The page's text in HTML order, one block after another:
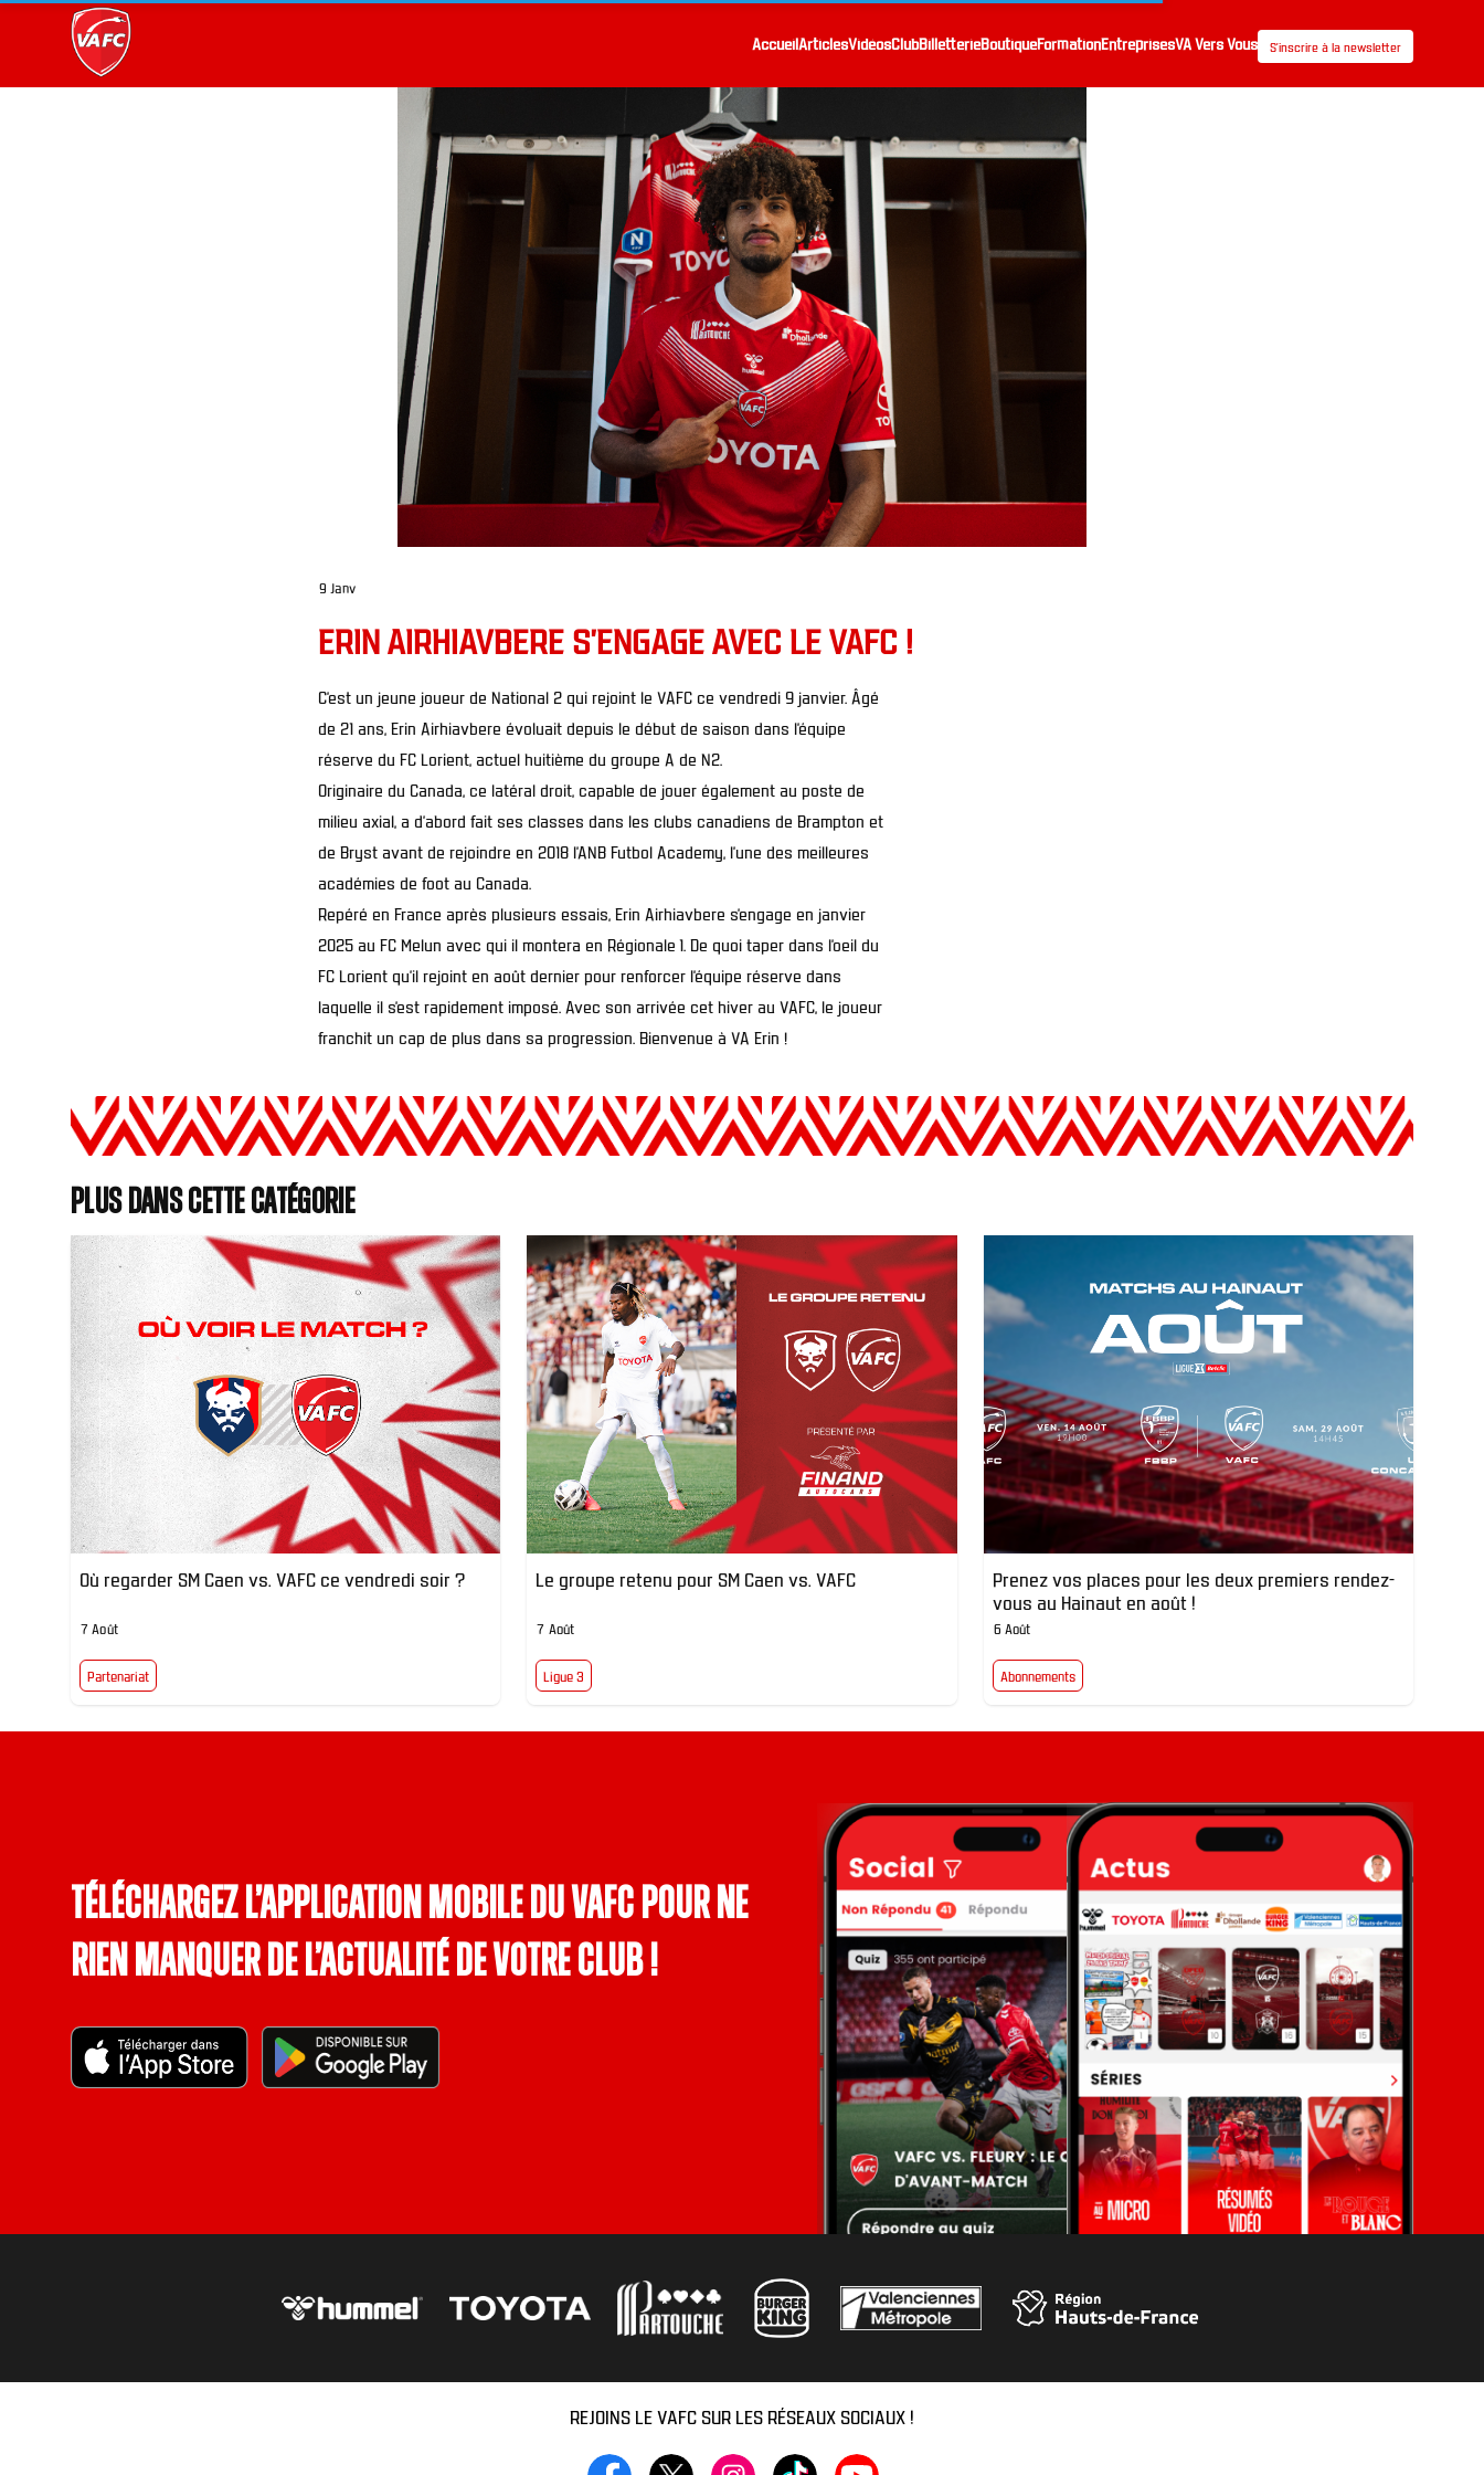
AccueilArticlesVidéosClubBilletterieBoutiqueFormationEntreprisesVA Vers Vous S’inscrire à la newsletter
9 Janv
ERIN AIRHIAVBERE S'ENGAGE AVEC LE VAFC !
C’est un jeune joueur de National 2 qui rejoint le VAFC ce vendredi 9 janvier. Âgé
de 21 ans, Erin Airhiavbere évoluait depuis le début de saison dans l’équipe
réserve du FC Lorient, actuel huitième du groupe A de N2.
Originaire du Canada, ce latéral droit, capable de jouer également au poste de
milieu axial, a d’abord fait ses classes dans les clubs canadiens de Brampton et
de Bryst avant de rejoindre en 2018 l’ANB Futbol Academy, l’une des meilleures
académies de foot au Canada.
Repéré en France après plusieurs essais, Erin Airhiavbere s’engage en janvier
2025 au FC Melun avec qui il montera en Régionale 1. De quoi taper dans l’oeil du
FC Lorient qu’il rejoint en août dernier pour renforcer l’équipe réserve dans
laquelle il s’est rapidement imposé. Avec son arrivée cet hiver au VAFC, le joueur
franchit un cap de plus dans sa progression. Bienvenue à VA Erin !
Plus dans cette catégorie
Où regarder SM Caen vs. VAFC ce vendredi soir ?
7 Août
Partenariat
Le groupe retenu pour SM Caen vs. VAFC
7 Août
Ligue 3
Prenez vos places pour les deux premiers rendez-
vous au Hainaut en août !
6 Août
Abonnements
Téléchargez l’application mobile du VAFC pour ne
rien manquer de l’actualité de votre club !
REJOINS LE VAFC SUR LES RÉSEAUX SOCIAUX !